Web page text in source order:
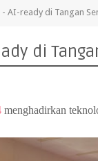
AI-ready di Tangan
di
menghadirkan